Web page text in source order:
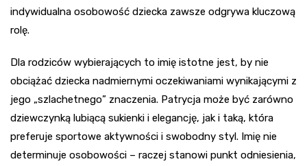
indywidualna osobowość dziecka zawsze odgrywa kluczową
rolę.
Dla rodziców wybierających to imię istotne jest, by nie
obciążać dziecka nadmiernymi oczekiwaniami wynikającymi z
jego „szlachetnego” znaczenia. Patrycja może być zarówno
dziewczynką lubiącą sukienki i elegancję, jak i taką, która
preferuje sportowe aktywności i swobodny styl. Imię nie
determinuje osobowości – raczej stanowi punkt odniesienia,